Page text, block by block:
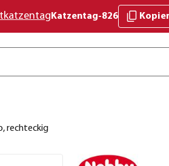
Katzentag-826
rechteckig